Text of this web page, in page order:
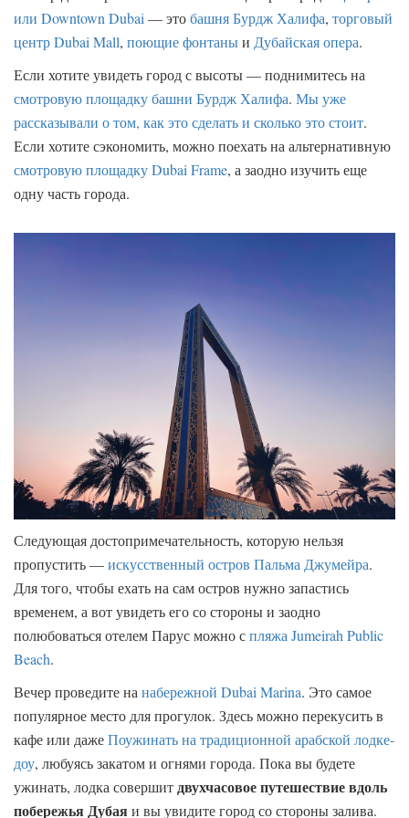
или Downtown Dubai — этобашня Бурдж Халифа, торговый
центр Dubai Mall, поющие фонтаныи Дубайская опера.
Если хотите увидеть город с высоты — поднимитесь на
смотровую площадку башни Бурдж Халифа. Мы уже
рассказывали о том, как это сделать и сколько это стоит.
Если хотите сэкономить, можно поехать на альтернативную
смотровую площадку Dubai Frame, а заодно изучить еще
одну часть города.
Следующая достопримечательность, которую нельзя
пропустить —искусственный остров Пальма Джумейра.
Для того, чтобы ехать на сам остров нужно запастись
временем, а вот увидеть его со стороны и заодно
полюбоваться отелем Парус можно спляжа Jumeirah Public
Beach.
Вечер проведите на набережной Dubai Marina. Это самое
популярное место для прогулок. Здесь можно перекусить в
кафе или дажеПоужинать на традиционной арабской лодке-
доу, любуясь закатом и огнями города. Пока вы будете
ужинать, лодка совершит двухчасовое путешествие вдоль
побережья Дубаяи вы увидите город со стороны залива.